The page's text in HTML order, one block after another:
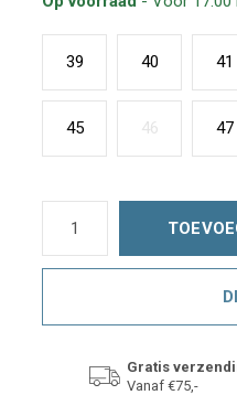
39 40 41
45 46 47
Gratis
Vanaf €75,-